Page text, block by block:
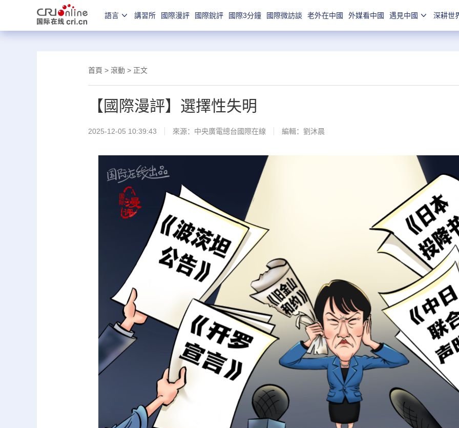
語言 講習所 國際漫評 國際銳評 國際3分鐘 國際微訪談 老外在中國 外媒看中國 遇見中國 深耕世
首頁 > 滾動 > 正文
【國際漫評】選擇性失明
2025-12-05 10:39:43 來源：中央廣電總台國際在線 編輯：劉沐晨